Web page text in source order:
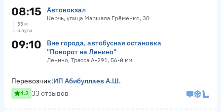
08:15 Автовокзал
Керчь, улица Маршала Ерёменко, 30
55 м
в пути
09:10
Вне города, автобусная остановка
"Поворот на Ленино"
Ленино, Трасса А-291, 56-й км
Перевозчик:ИП Абибуллаев А.Ш.
4.2 33 отзывов